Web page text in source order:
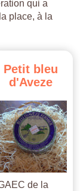
qui a
place, à la
Petit bleu
d'Aveze
de la